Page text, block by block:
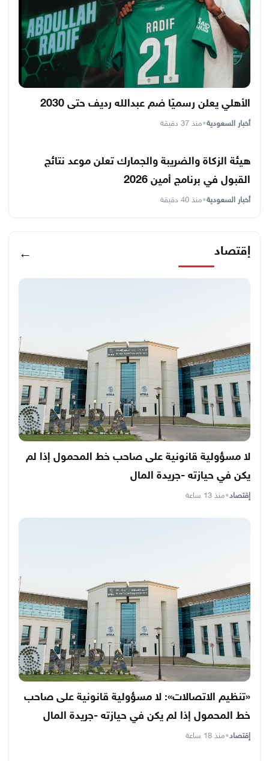
الأهلي يعلن رسميًا ضم عبدالله رديف حتى 2030
أخبار السعودية•منذ 37 دقيقة
هيئة الزكاة والضريبة والجمارك تعلن موعد نتائج
القبول في برنامج أمين 2026
أخبار السعودية•منذ 40 دقيقة
إقتصاد ←
لا مسؤولية قانونية على صاحب خط المحمول إذا لم
يكن في حيازته -جريدة المال
إقتصاد•منذ 13 ساعة
«تنظيم الاتصالات»: لا مسؤولية قانونية على صاحب
خط المحمول إذا لم يكن في حيازته -جريدة المال
إقتصاد•منذ 18 ساعة